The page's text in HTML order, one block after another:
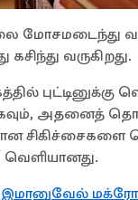
மோசமடைந்து
வருகிறது.
புட்டினுக்கு
அதனைத்
சிகிச்சைகளை
இமானுவேல்